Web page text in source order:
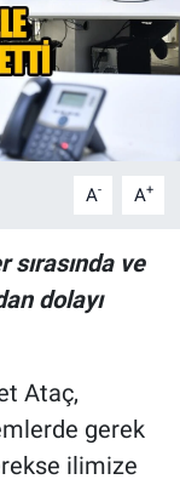
A- A+
ve
dolayı
Ataç,
gerek
ilimize